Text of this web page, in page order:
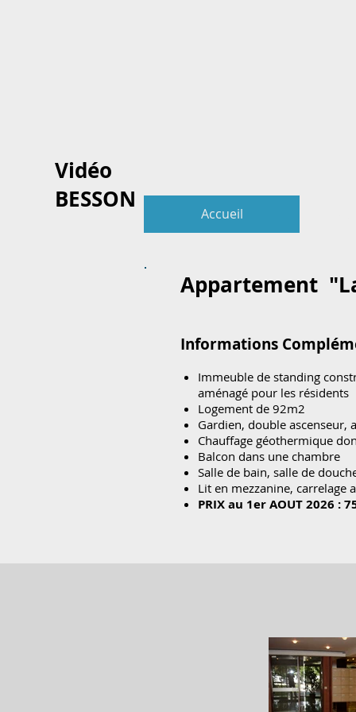
Accueil
Vidéo
BESSON
Appartement
Informations
Immeuble de standing
aménagé pour les résidents
Logement de 92m2
Gardien, double ascenseur,
Chauffage géothermique
Balcon dans une chambre
Salle de bain, salle de
Lit en mezzanine, carrelage
PRIX au 1er AOUT 2026 :